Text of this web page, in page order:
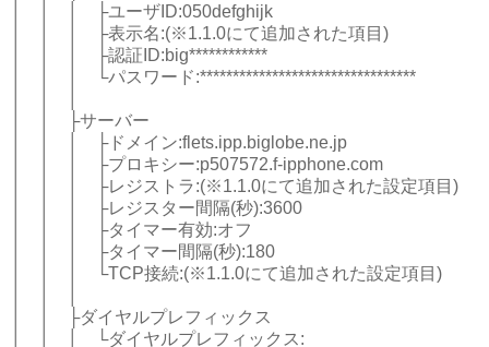
│ │ │ ├ユーザID:050defghijk
│ │ │ ├表示名:(※1.1.0にて追加された項目)
│ │ │ ├認証ID:big************
│ │ │ └パスワード:*********************************
│ │ ├サーバー
│ │ │ ├ドメイン:flets.ipp.biglobe.ne.jp
│ │ │ ├プロキシー:p507572.f-ipphone.com
│ │ │ ├レジストラ:(※1.1.0にて追加された設定項目)
│ │ │ ├レジスター間隔(秒):3600
│ │ │ ├タイマー有効:オフ
│ │ │ ├タイマー間隔(秒):180
│ │ │ └TCP接続:(※1.1.0にて追加された設定項目)
│ │ ├ダイヤルプレフィックス
│ │ │ └ダイヤルプレフィックス: